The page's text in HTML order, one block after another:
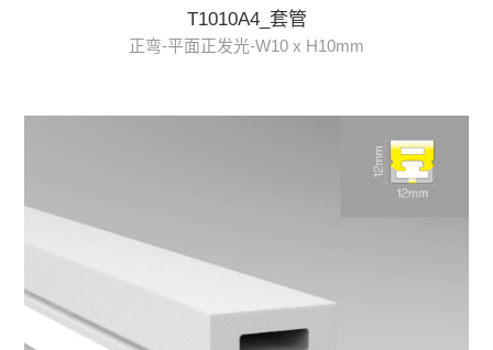
T1010A4_套管
正弯-平面正发光-W10 x H10mm